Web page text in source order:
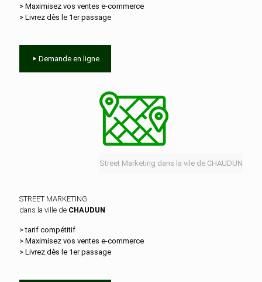
> Maximisez vos ventes e‑commerce
> Livrez dès le 1er passage
Demande en ligne
Street Marketing dans la vile de CHAUDUN
STREET MARKETING
dans la ville de CHAUDUN
> tarif compétitif
> Maximisez vos ventes e‑commerce
> Livrez dès le 1er passage